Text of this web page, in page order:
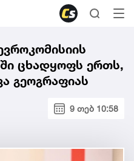
ცხადყოფს ერთს,
გეოგრაფიას
9 თებ 10:58